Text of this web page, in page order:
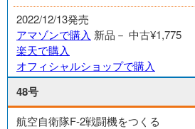
2022/12/13発売
アマゾンで購入 新品－ 中古¥1,775
楽天で購入
オフィシャルショップで購入
48号
航空自衛隊F-2戦闘機をつくる